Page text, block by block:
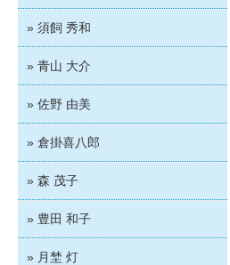
» 須飼 秀和
» 青山 大介
» 佐野 由美
» 倉掛喜八郎
» 森 茂子
» 豊田 和子
» 月埜 灯